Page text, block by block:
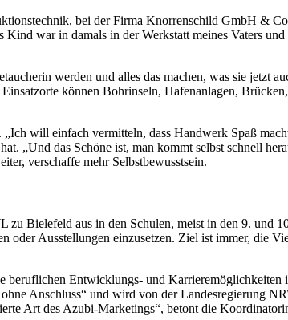
bei der Firma Knorrenschild GmbH &
war in damals in der Werkstatt meines Vaters und
werden und alles das machen, was sie jetzt
können Bohrinseln, Hafenanlagen, Brücken,
will einfach vermitteln, dass Handwerk Spaß
„Und das Schöne ist, man kommt selbst schnell
verschaffe mehr Selbstbewusstsein.
zu Bielefeld aus in den Schulen, meist in den 9. und
oder Ausstellungen einzusetzen. Ziel ist immer, die
beruflichen Entwicklungs- und Karrieremöglichkeiten
Anschluss“ und wird von der Landesregierung
Art des Azubi-Marketings“, betont die